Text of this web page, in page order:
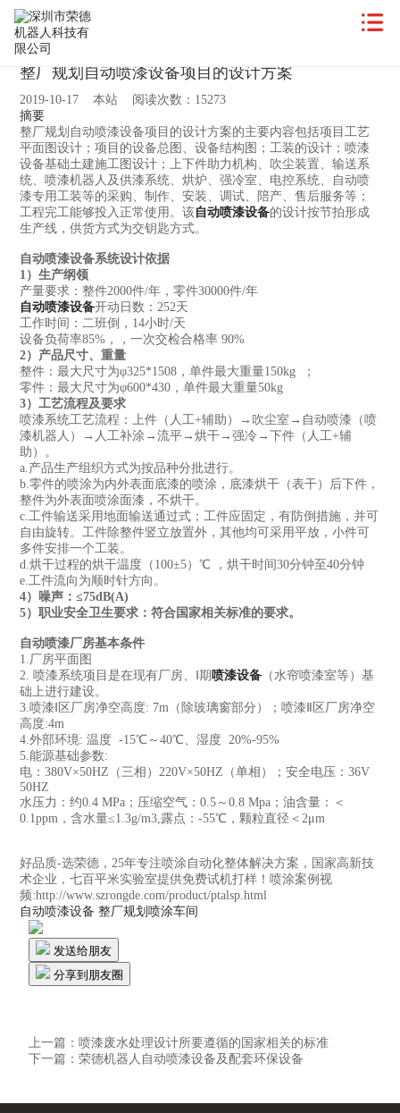
整厂规划自动喷漆设备项目的设计方案
2019-10-17 本站 阅读次数：15273
摘要
整厂规划自动喷漆设备项目的设计方案的主要内容包括项目工艺
平面图设计；项目的设备总图、设备结构图；工装的设计；喷漆
设备基础土建施工图设计；上下件助力机构、吹尘装置、输送系
统、喷漆机器人及供漆系统、烘炉、强冷室、电控系统、自动喷
漆专用工装等的采购、制作、安装、调试、陪产、售后服务等；
工程完工能够投入正常使用。该自动喷漆设备的设计按节拍形成
生产线，供货方式为交钥匙方式。
自动喷漆设备系统设计依据
1）生产纲领
产量要求：整件2000件/年，零件30000件/年
自动喷漆设备开动日数：252天
工作时间：二班倒，14小时/天
设备负荷率85%，，一次交检合格率 90%
2）产品尺寸、重量
整件：最大尺寸为φ325*1508，单件最大重量150kg ；
零件：最大尺寸为φ600*430，单件最大重量50kg
3）工艺流程及要求
喷漆系统工艺流程：上件（人工+辅助）→吹尘室→自动喷漆（喷
漆机器人）→人工补涂→流平→烘干→强冷→下件（人工+辅
助）。
a.产品生产组织方式为按品种分批进行。
b.零件的喷涂为内外表面底漆的喷涂，底漆烘干（表干）后下件，
整件为外表面喷涂面漆，不烘干。
c.工件输送采用地面输送通过式；工件应固定，有防倒措施，并可
自由旋转。工件除整件竖立放置外，其他均可采用平放，小件可
多件安排一个工装。
d.烘干过程的烘干温度（100±5）℃ ，烘干时间30分钟至40分钟
e.工件流向为顺时针方向。
4）噪声：≤75dB(A)
5）职业安全卫生要求：符合国家相关标准的要求。
自动喷漆厂房基本条件
1.厂房平面图
2. 喷漆系统项目是在现有厂房、Ⅰ期喷漆设备 （水帘喷漆室等）基
础上进行建设。
3.喷漆Ⅰ区厂房净空高度: 7m（除玻璃窗部分）；喷漆Ⅱ区厂房净空
高度:4m
4.外部环境: 温度 -15℃～40℃、湿度 20%-95%
5.能源基础参数:
电：380V×50HZ（三相）220V×50HZ（单相）；安全电压：36V
50HZ
水压力：约0.4 MPa；压缩空气：0.5～0.8 Mpa；油含量：＜
0.1ppm，含水量≤1.3g/m3,露点：-55℃，颗粒直径＜2μm
好品质-选荣德，25年专注喷涂自动化整体解决方案，国家高新技
术企业，七百平米实验室提供免费试机打样！喷涂案例视
频:http://www.szrongde.com/product/ptalsp.html
自动喷漆设备 整厂规划喷涂车间
发送给朋友
分享到朋友圈
上一篇：喷漆废水处理设计所要遵循的国家相关的标准
下一篇：荣德机器人自动喷漆设备及配套环保设备